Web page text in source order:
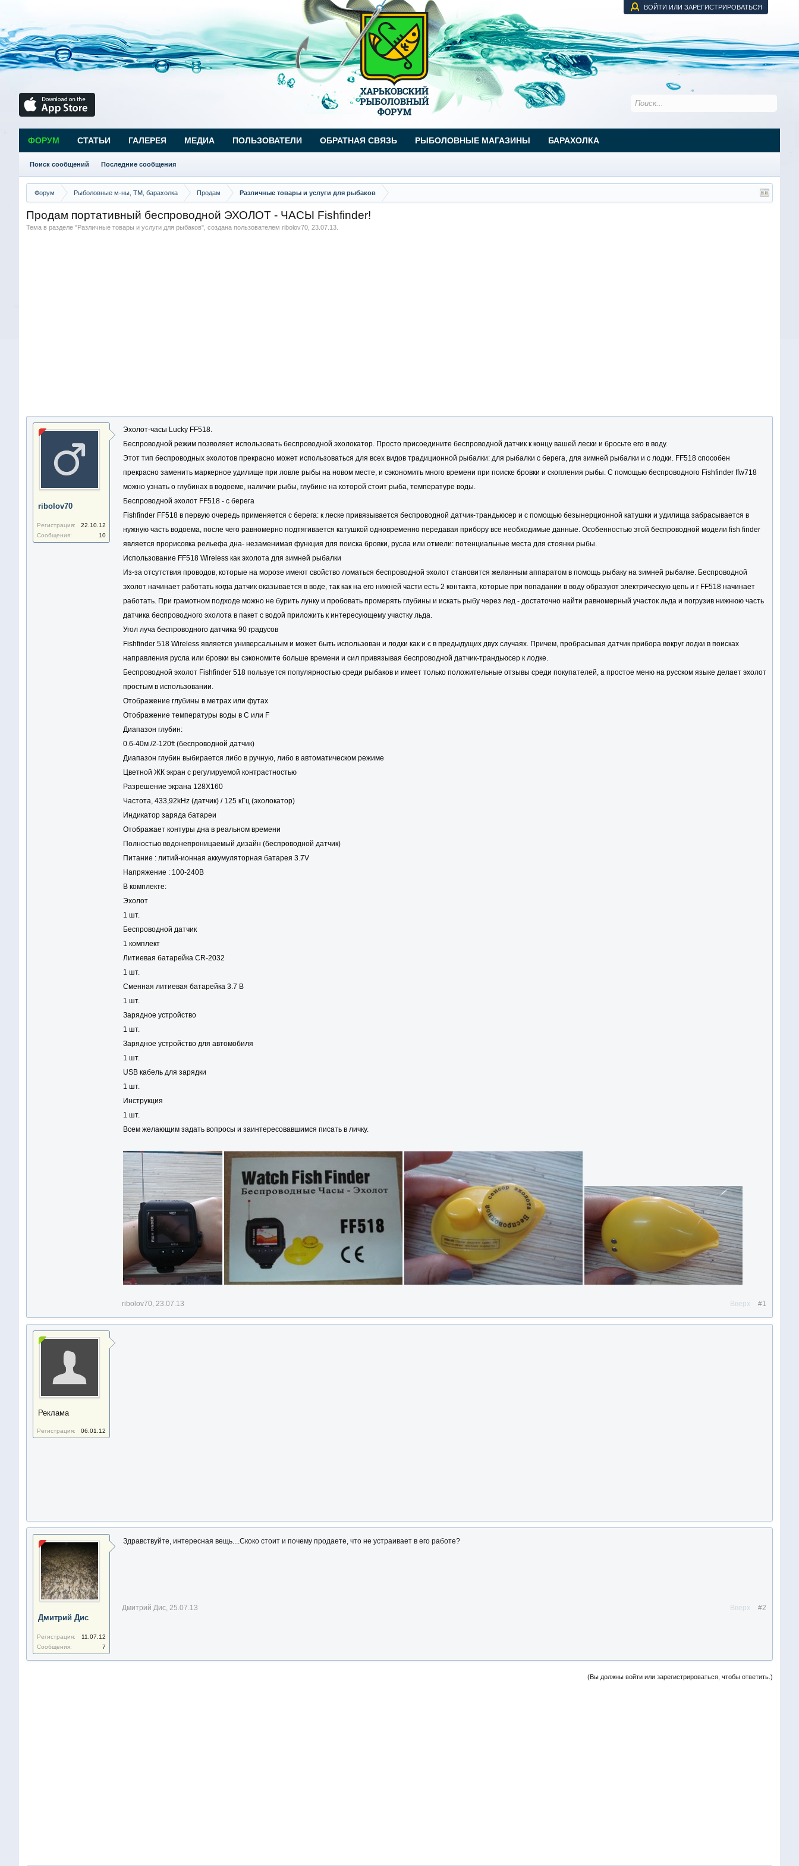
ВОЙТИ ИЛИ ЗАРЕГИСТРИРОВАТЬСЯ
Форум Рыболовные м-ны, ТМ, барахолка Продам Различные товары и услуги для рыбаков
Продам портативный беспроводной ЭХОЛОТ - ЧАСЫ Fishfinder!
Тема в разделе "Различные товары и услуги для рыбаков", создана пользователем ribolov70, 23.07.13.
ribolov70
Регистрация:
22.10.12
Сообщения:
10
Эхолот-часы Lucky FF518.
Беспроводной режим позволяет использовать беспроводной эхолокатор. Просто присоедините беспроводной датчик к концу вашей лески и бросьте его в воду.
Этот тип беспроводных эхолотов прекрасно может использоваться для всех видов традиционной рыбалки: для рыбалки с берега, для зимней рыбалки и с лодки. FF518 способен
прекрасно заменить маркерное удилище при ловле рыбы на новом месте, и сэкономить много времени при поиске бровки и скопления рыбы. С помощью беспроводного Fishfinder ffw718
можно узнать о глубинах в водоеме, наличии рыбы, глубине на которой стоит рыба, температуре воды.
Беспроводной эхолот FF518 - с берега
Fishfinder FF518 в первую очередь применяется с берега: к леске привязывается беспроводной датчик-трандьюсер и с помощью безынерционной катушки и удилища забрасывается в
нужную часть водоема, после чего равномерно подтягивается катушкой одновременно передавая прибору все необходимые данные. Особенностью этой беспроводной модели fish finder
является прорисовка рельефа дна- незаменимая функция для поиска бровки, русла или отмели: потенциальные места для стоянки рыбы.
Использование FF518 Wireless как эхолота для зимней рыбалки
Из-за отсутствия проводов, которые на морозе имеют свойство ломаться беспроводной эхолот становится желанным аппаратом в помощь рыбаку на зимней рыбалке. Беспроводной
эхолот начинает работать когда датчик оказывается в воде, так как на его нижней части есть 2 контакта, которые при попадании в воду образуют электрическую цепь и r FF518 начинает
работать. При грамотном подходе можно не бурить лунку и пробовать промерять глубины и искать рыбу через лед - достаточно найти равномерный участок льда и погрузив нижнюю часть
датчика беспроводного эхолота в пакет с водой приложить к интересующему участку льда.
Угол луча беспроводного датчика 90 градусов
Fishfinder 518 Wireless является универсальным и может быть использован и лодки как и с в предыдущих двух случаях. Причем, пробрасывая датчик прибора вокруг лодки в поисках
направления русла или бровки вы сэкономите больше времени и сил привязывая беспроводной датчик-трандьюсер к лодке.
Беспроводной эхолот Fishfinder 518 пользуется популярностью среди рыбаков и имеет только положительные отзывы среди покупателей, а простое меню на русском языке делает эхолот
простым в использовании.
Отображение глубины в метрах или футах
Отображение температуры воды в С или F
Диапазон глубин:
0.6-40м /2-120ft (беспроводной датчик)
Диапазон глубин выбирается либо в ручную, либо в автоматическом режиме
Цветной ЖК экран с регулируемой контрастностью
Разрешение экрана 128X160
Частота, 433,92kHz (датчик) / 125 кГц (эхолокатор)
Индикатор заряда батареи
Отображает контуры дна в реальном времени
Полностью водонепроницаемый дизайн (беспроводной датчик)
Питание : литий-ионная аккумуляторная батарея 3.7V
Напряжение : 100-240В
В комплекте:
Эхолот
1 шт.
Беспроводной датчик
1 комплект
Литиевая батарейка CR-2032
1 шт.
Сменная литиевая батарейка 3.7 В
1 шт.
Зарядное устройство
1 шт.
Зарядное устройство для автомобиля
1 шт.
USB кабель для зарядки
1 шт.
Инструкция
1 шт.
Всем желающим задать вопросы и заинтересовавшимся писать в личку.
ribolov70, 23.07.13 #1
Вверх
Реклама
Регистрация: 06.01.12
Дмитрий Дис
Регистрация:
11.07.12
Сообщения:
7
Здравствуйте, интересная вещь....Скоко стоит и почему продаете, что не устраивает в его работе?
Дмитрий Дис, 25.07.13 #2
Вверх
(Вы должны войти или зарегистрироваться, чтобы ответить.)
ФОРУМ
Поиск сообщений Последние сообщения
СТАТЬИ ГАЛЕРЕЯ МЕДИА ПОЛЬЗОВАТЕЛИ ОБРАТНАЯ СВЯЗЬ РЫБОЛОВНЫЕ МАГАЗИНЫ БАРАХОЛКА